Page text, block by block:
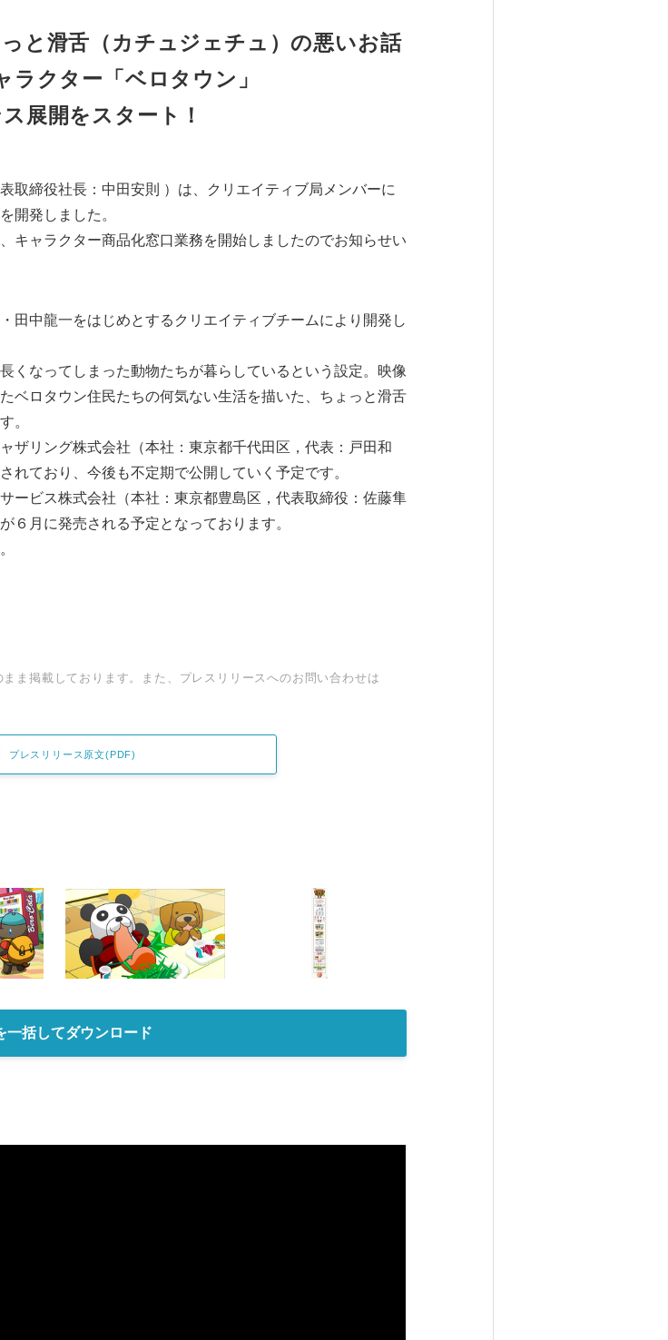
と滑舌（カチュジェチュ）の悪いお話
ラクター「ベロタウン」
展開をスタート！
取締役社長：中田安則 ）は、クリエイティブ局メンバーに
開発しました。
キャラクター商品化窓口業務を開始しましたのでお知らせい
田中龍一をはじめとするクリエイティブチームにより開発し
くなってしまった動物たちが暮らしているという設定。映像
ベロタウン住民たちの何気ない生活を描いた、ちょっと滑舌
。
ザリング株式会社（本社：東京都千代田区，代表：戸田和
れており、今後も不定期で公開していく予定です。
ービス株式会社（本社：東京都豊島区，代表取締役：佐藤隼
６月に発売される予定となっております。
ま掲載しております。また、プレスリリースへのお問い合わせは
プレスリリース原文(PDF)
一括してダウンロード